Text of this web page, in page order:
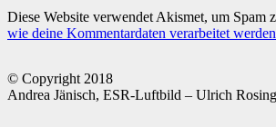
Diese Website verwendet Akismet, um Spam
wie deine Kommentardaten verarbeitet
© Copyright 2018
Andrea Jänisch, ESR-Luftbild – Ulrich